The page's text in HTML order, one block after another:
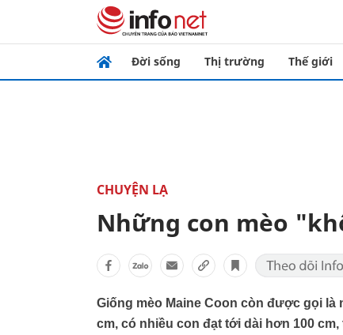
Đời sống Thị trường Thế giới
CHUYỆN LẠ
Những con mèo
Giống mèo Maine Coon còn được gọi
cm, có nhiều con đạt tới dài hơn 100